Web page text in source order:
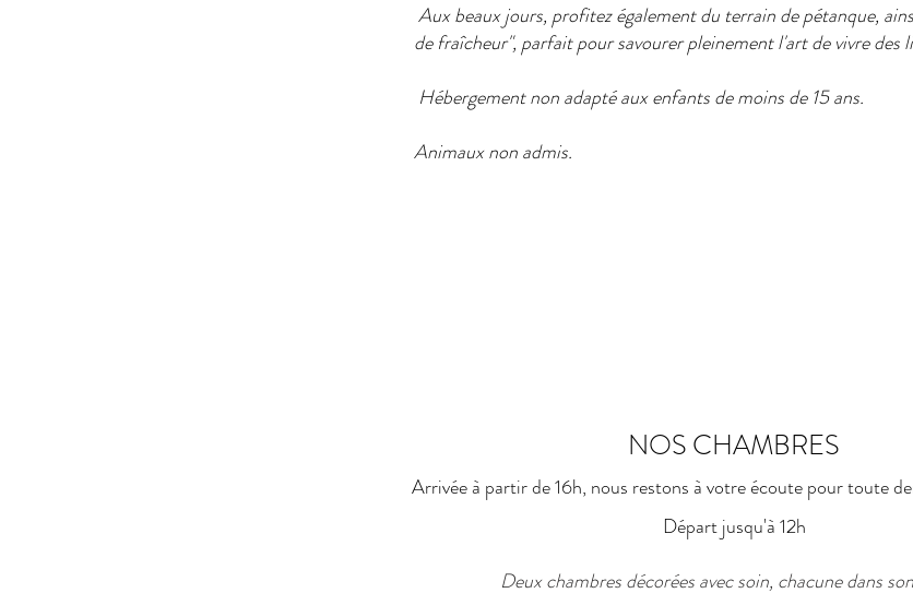
Aux beaux jours, profitez également du terrain de pétanque,
de fraîcheur", parfait pour savourer pleinement l'art de vivre des
Hébergement non adapté aux enfants de moins de 15 ans.
Animaux non admis.
NOS CHAMBRES
Arrivée à partir de 16h, nous restons à votre écoute pour toute
Départ jusqu'à 12h
Deux chambres décorées avec soin, chacune dans